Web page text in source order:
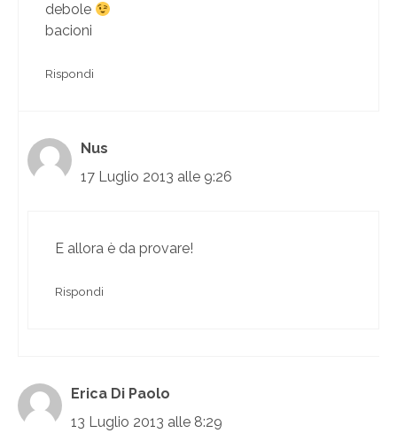
debole
bacioni
Rispondi
Nus
17 Luglio 2013 alle 9:26
E allora è da provare!
Rispondi
Erica Di Paolo
13 Luglio 2013 alle 8:29